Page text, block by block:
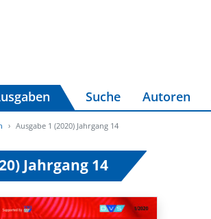
Suche Autoren
Ausgabe 1 (2020) Jahrgang 14
Jahrgang 14